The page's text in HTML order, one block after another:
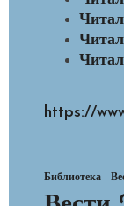
https://
Библиотека